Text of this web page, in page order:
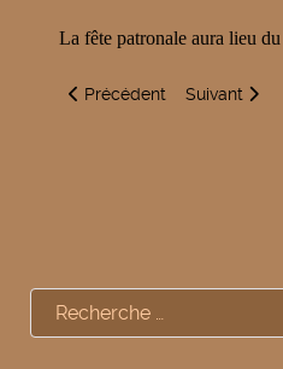
La fête patronale aura lieu
Article précédent : Le mot
Précédent Article
Suivant
Rechercher